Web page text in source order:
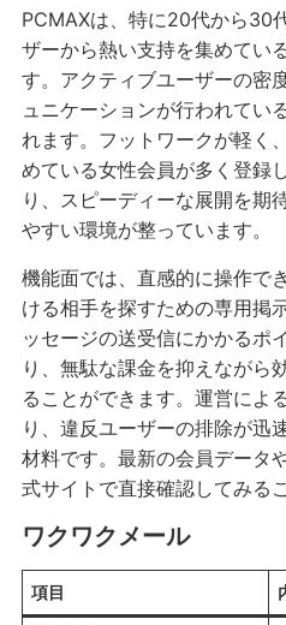
PCMAXは、特に20代から30
ザーから熱い支持を集めてい
す。アクティブユーザーの密
ュニケーションが行われてい
れます。フットワークが軽く
めている女性会員が多く登録
り、スピーディーな展開を期
やすい環境が整っています。
機能面では、直感的に操作で
ける相手を探すための専用掲
ッセージの送受信にかかるポ
り、無駄な課金を抑えながら
ることができます。運営によ
り、違反ユーザーの排除が迅
材料です。最新の会員データ
式サイトで直接確認してみる
ワクワクメール
項目